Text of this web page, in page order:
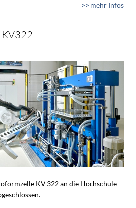
>> mehr Infos
KV 322 an die Hochschule